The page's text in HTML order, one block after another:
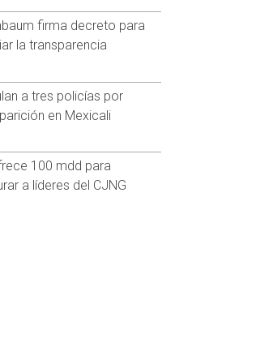
firma decreto para
la transparencia
a tres policías por
en Mexicali
100 mdd para
a líderes del CJNG